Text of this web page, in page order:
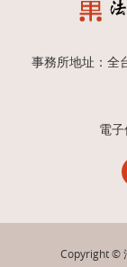
事務所地址：全
電
Copyright ©